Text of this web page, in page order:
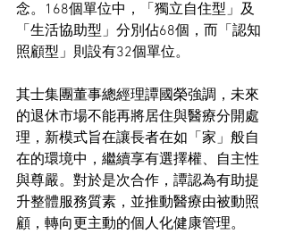
念。168個單位中，「獨立自住型」及
「生活協助型」分別佔68個，而「認知
照顧型」則設有32個單位。
其士集團董事總經理譚國榮強調，未來
的退休市場不能再將居住與醫療分開處
理，新模式旨在讓長者在如「家」般自
在的環境中，繼續享有選擇權、自主性
與尊嚴。對於是次合作，譚認為有助提
升整體服務質素，並推動醫療由被動照
顧，轉向更主動的個人化健康管理。